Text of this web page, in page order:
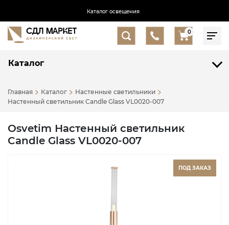
Каталог освещения
0
Каталог
Главная Каталог
Настенные светильники
Настенный светильник Candle Glass VL0020-007
Osvetim Настенный светильник
Candle Glass VL0020-007
ПОД ЗАКАЗ